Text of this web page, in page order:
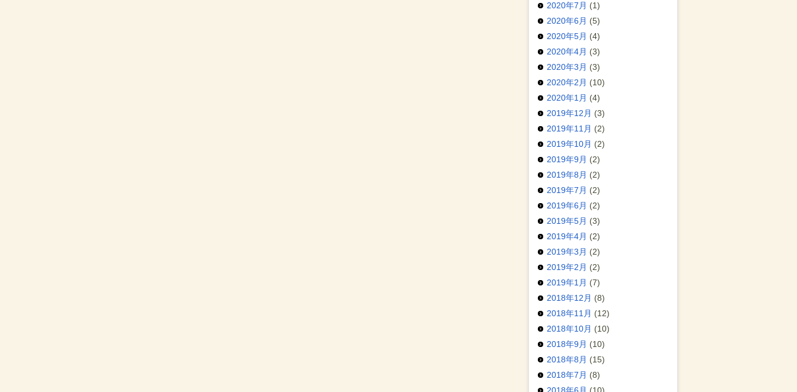
2020年7月 (1)
2020年6月 (5)
2020年5月 (4)
2020年4月 (3)
2020年3月 (3)
2020年2月 (10)
2020年1月 (4)
2019年12月 (3)
2019年11月 (2)
2019年10月 (2)
2019年9月 (2)
2019年8月 (2)
2019年7月 (2)
2019年6月 (2)
2019年5月 (3)
2019年4月 (2)
2019年3月 (2)
2019年2月 (2)
2019年1月 (7)
2018年12月 (8)
2018年11月 (12)
2018年10月 (10)
2018年9月 (10)
2018年8月 (15)
2018年7月 (8)